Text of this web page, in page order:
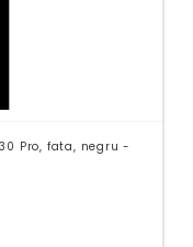
Pro, fata, negru -